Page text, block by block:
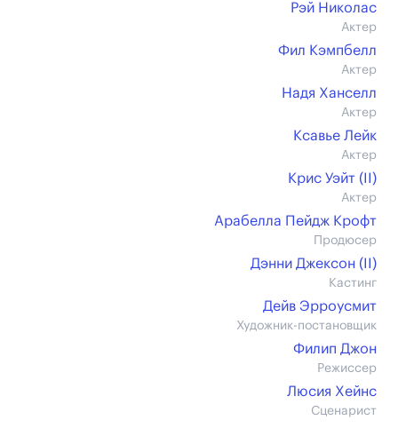
Рэй Николас
Актер
Фил Кэмпбелл
Актер
Надя Ханселл
Актер
Ксавье Лейк
Актер
Крис Уэйт (II)
Актер
Арабелла Пейдж Крофт
Продюсер
Дэнни Джексон (II)
Кастинг
Дейв Эрроусмит
Художник-постановщик
Филип Джон
Режиссер
Люсия Хейнс
Сценарист